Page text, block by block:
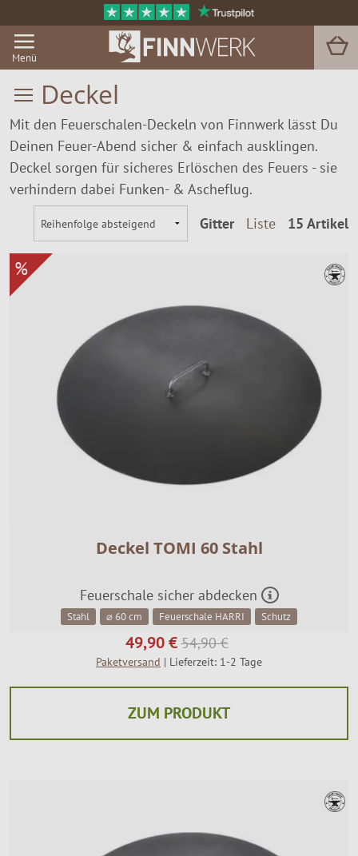
Menü
Grill & BBQ
Sauna
Garten & Outdoor
Zu Hause
Service
Deckel
Mit den Feuerschalen-Deckeln von Finnwerk lässt Du
Deinen Feuer-Abend sicher & einfach ausklingen.
Deckel sorgen für sicheres Erlöschen des Feuers - sie
verhindern dabei Funken- & Ascheflug.
15 Artikel
Gitter Liste
%
Deckel TOMI 60 Stahl
Feuerschale sicher abdecken
Stahl ⌀ 60 cm Feuerschale HARRI Schutz
49,90 €54,90 €
Paketversand | Lieferzeit: 1-2 Tage
ZUM PRODUKT